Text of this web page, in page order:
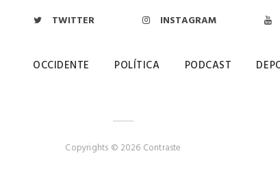
TWITTER INSTAGRAM
OCCIDENTE POLÍTICA PODCAST
Copyrights © 2026 Contraste